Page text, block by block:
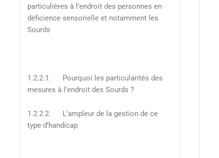
particulières à l’endroit des personnes en
déficience sensorielle et notamment les
Sourds
1.2.2.1. Pourquoi les particularités des
mesures à l’endroit des Sourds ?
1.2.2.2. L’ampleur de la gestion de ce
type d’handicap